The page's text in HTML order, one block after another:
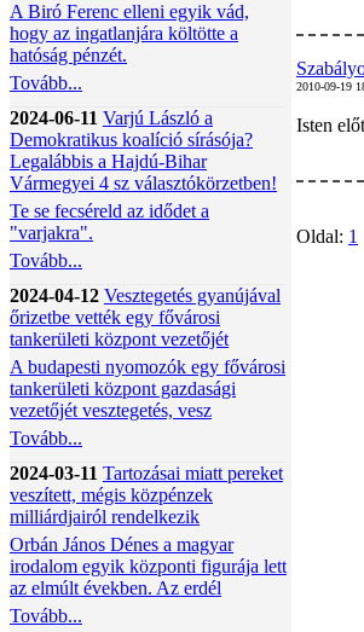
A Biró Ferenc elleni egyik vád,
hogy az ingatlanjára költötte a
hatóság pénzét.
Tovább...
2024-06-11 Varjú László a
Demokratikus koalíció sírásója?
Legalábbis a Hajdú-Bihar
Vármegyei 4 sz választókörzetben!
Te se fecséreld az idődet a
"varjakra".
Tovább...
2024-04-12 Vesztegetés gyanújával
őrizetbe vették egy fővárosi
tankerületi központ vezetőjét
A budapesti nyomozók egy fővárosi
tankerületi központ gazdasági
vezetőjét vesztegetés, vesz
Tovább...
2024-03-11 Tartozásai miatt pereket
veszített, mégis közpénzek
milliárdjairól rendelkezik
Orbán János Dénes a magyar
irodalom egyik központi figurája lett
az elmúlt években. Az erdél
Tovább...
2010-09-19
Isten
Oldal: 1